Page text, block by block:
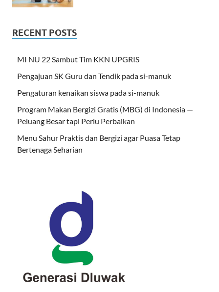
RECENT POSTS
MI NU 22 Sambut Tim KKN UPGRIS
Pengajuan SK Guru dan Tendik pada si-manuk
Pengaturan kenaikan siswa pada si-manuk
Program Makan Bergizi Gratis (MBG) di Indonesia —
Peluang Besar tapi Perlu Perbaikan
Menu Sahur Praktis dan Bergizi agar Puasa Tetap
Bertenaga Seharian